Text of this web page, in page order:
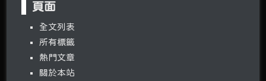
頁面
全文列表
所有標籤
熱門文章
關於本站